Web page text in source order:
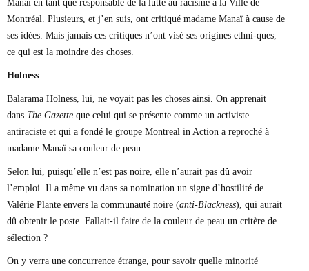
Manaï en tant que responsable de la lutte au racisme à la Ville de
Montréal. Plusieurs, et j’en suis, ont critiqué madame Manaï à cause de
ses idées. Mais jamais ces critiques n’ont visé ses origines ethni-ques,
ce qui est la moindre des choses.
Holness
Balarama Holness, lui, ne voyait pas les choses ainsi. On apprenait
dans The Gazette que celui qui se présente comme un activiste
antiraciste et qui a fondé le groupe Montreal in Action a reproché à
madame Manaï sa couleur de peau.
Selon lui, puisqu’elle n’est pas noire, elle n’aurait pas dû avoir
l’emploi. Il a même vu dans sa nomination un signe d’hostilité de
Valérie Plante envers la communauté noire (anti-Blackness), qui aurait
dû obtenir le poste. Fallait-il faire de la couleur de peau un critère de
sélection ?
On y verra une concurrence étrange, pour savoir quelle minorité